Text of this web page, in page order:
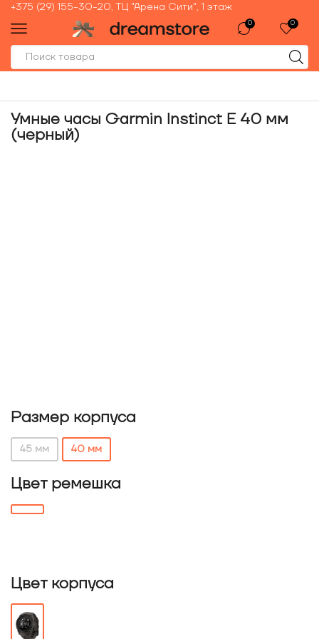
+375 (29) 155-30-20, ТЦ "Арена Сити", 1 этаж
0 0
Умные часы Garmin Instinct E 40 мм
(черный)
Размер корпуса
45 мм 40 мм
Цвет ремешка
Цвет корпуса